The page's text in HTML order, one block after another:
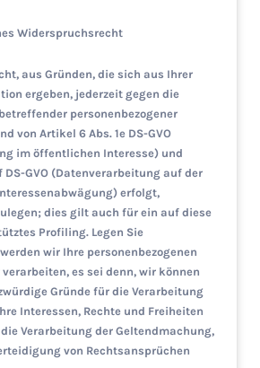
Widerspruchsrecht
aus Gründen, die sich aus Ihrer
ergeben, jederzeit gegen die
personenbezogener
von Artikel 6 Abs. 1e DS-GVO
im öffentlichen Interesse) und
DS-GVO (Datenverarbeitung auf der
erfolgt,
dies gilt auch für ein auf diese
Profiling. Legen Sie
wir Ihre personenbezogenen
es sei denn, wir können
Gründe für die Verarbeitung
Interessen, Rechte und Freiheiten
Verarbeitung der Geltendmachung,
von Rechtsansprüchen